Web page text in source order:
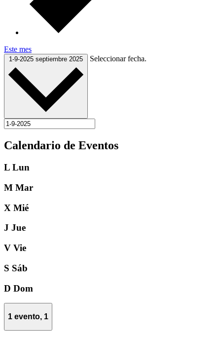
Este mes
1-9-2025 septiembre 2025 Seleccionar fecha.
Calendario de Eventos
L Lun
M Mar
X Mié
J Jue
V Vie
S Sáb
D Dom
1 evento, 1